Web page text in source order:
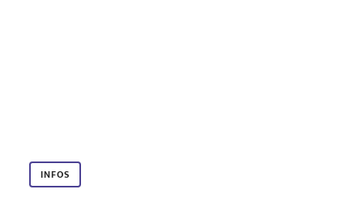
INFOS